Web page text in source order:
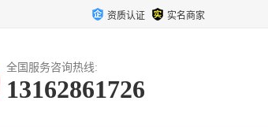
资质认证 实名商家
全国服务咨询热线:
13162861726